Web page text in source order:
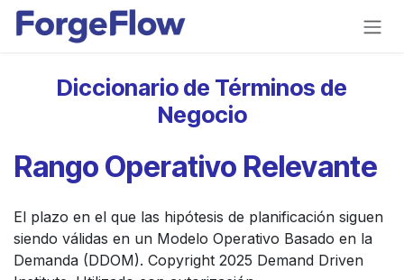
Ir al contenido
Diccionario de Términos de
Negocio
Rango Operativo Relevante
El plazo en el que las hipótesis de planificación siguen
siendo válidas en un Modelo Operativo Basado en la
Demanda (DDOM). Copyright 2025 Demand Driven